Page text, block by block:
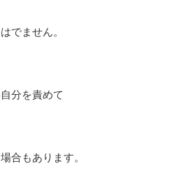
でません。
分を責めて
合もあります。